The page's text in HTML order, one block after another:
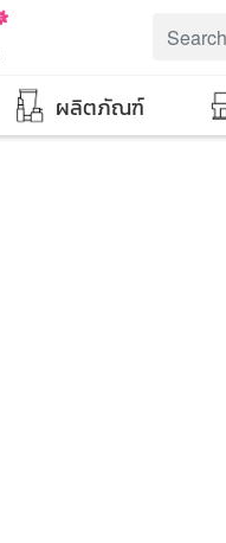
ผลิตภัณฑ์